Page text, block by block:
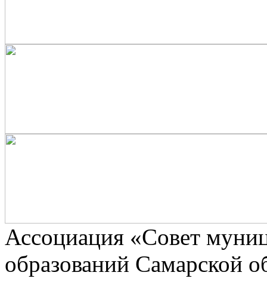
Ассоциaция «Совет
образований Самарской